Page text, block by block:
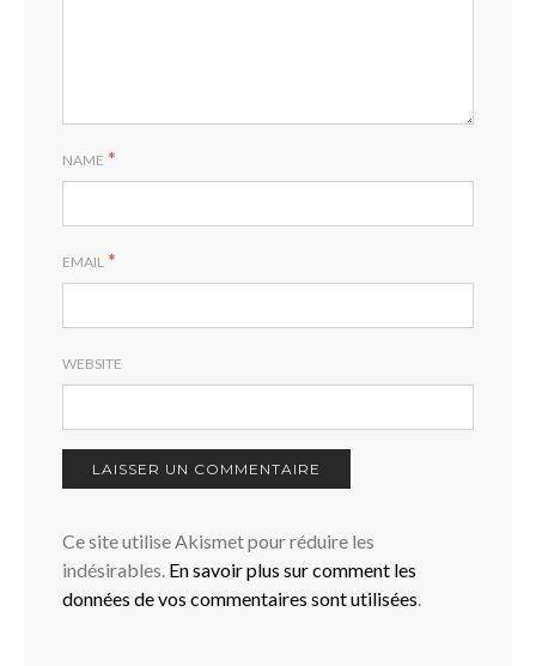
NAME *
EMAIL *
WEBSITE
Ce site utilise Akismet pour réduire les
indésirables. En savoir plus sur comment les
données de vos commentaires sont utilisées.